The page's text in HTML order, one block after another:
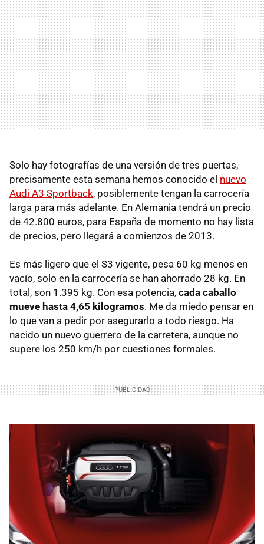
Solo hay fotografías de una versión de tres puertas,
precisamente esta semana hemos conocido el nuevo
Audi A3 Sportback, posiblemente tengan la carrocería
larga para más adelante. En Alemania tendrá un precio
de 42.800 euros, para España de momento no hay lista
de precios, pero llegará a comienzos de 2013.
Es más ligero que el S3 vigente, pesa 60 kg menos en
vacío, solo en la carrocería se han ahorrado 28 kg. En
total, son 1.395 kg. Con esa potencia, cada caballo
mueve hasta 4,65 kilogramos. Me da miedo pensar en
lo que van a pedir por asegurarlo a todo riesgo. Ha
nacido un nuevo guerrero de la carretera, aunque no
supere los 250 km/h por cuestiones formales.